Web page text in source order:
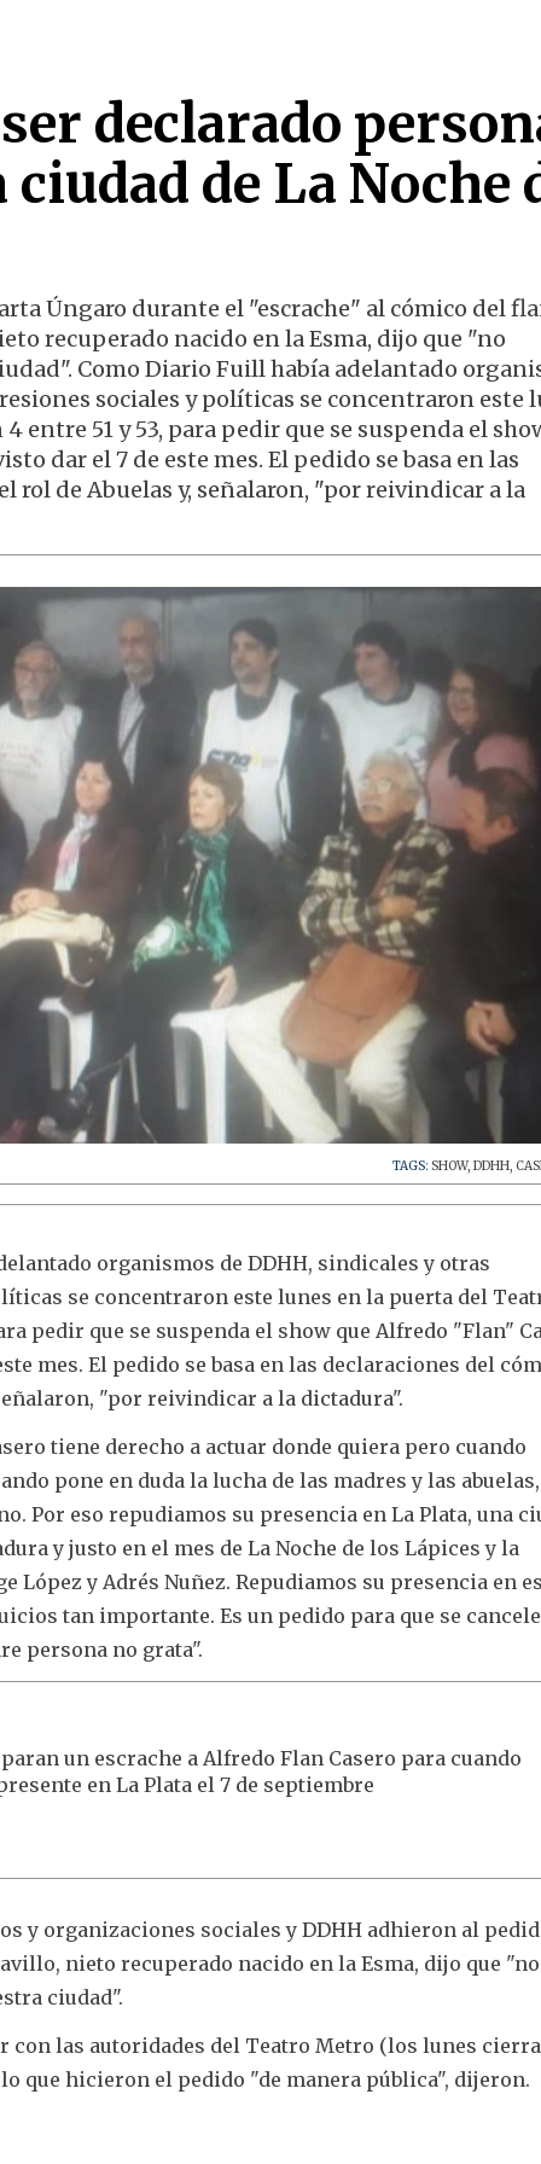
declarado
de La Noche
Úngaro durante el "escrache" al cómico del
recuperado nacido en la Esma, dijo que "no
Como Diario Fuill había adelantado
sociales y políticas se concentraron este
entre 51 y 53, para pedir que se suspenda el
dar el 7 de este mes. El pedido se basa en las
rol de Abuelas y, señalaron, "por reivindicar a la
TAGS:SHOW,DDHH,
organismos de DDHH, sindicales y otras
se concentraron este lunes en la puerta del
pedir que se suspenda el show que Alfredo "Flan"
mes. El pedido se basa en las declaraciones del
"por reivindicar a la dictadura".
tiene derecho a actuar donde quiera pero cuando
pone en duda la lucha de las madres y las abuelas,
Por eso repudiamos su presencia en La Plata, una
y justo en el mes de La Noche de los Lápices y la
López y Adrés Nuñez. Repudiamos su presencia en
tan importante. Es un pedido para que se
persona no grata".
un escrache a Alfredo Flan Casero para cuando
en La Plata el 7 de septiembre
y organizaciones sociales y DDHH adhieron al
nieto recuperado nacido en la Esma, dijo que "no
ciudad".
con las autoridades del Teatro Metro (los lunes
que hicieron el pedido "de manera pública", dijeron.